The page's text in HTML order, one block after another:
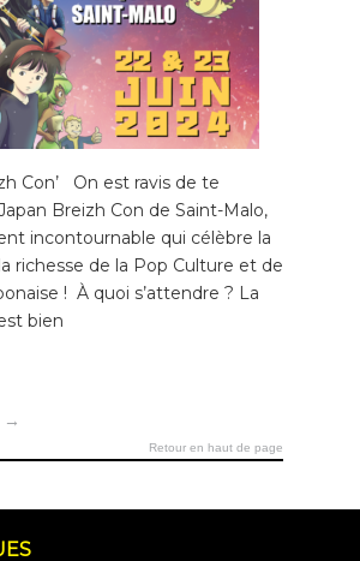
Con’ On est ravis de te
Breizh Con de Saint-Malo,
incontournable qui célèbre la
richesse de la Pop Culture et de
! À quoi s’attendre ? La
bien
→
Retour en haut de page